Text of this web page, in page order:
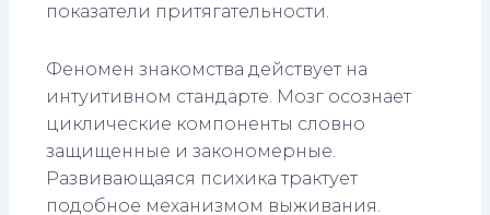
показатели притягательности.
Феномен знакомства действует на
интуитивном стандарте. Мозг осознает
циклические компоненты словно
защищенные и закономерные.
Развивающаяся психика трактует
подобное механизмом выживания.